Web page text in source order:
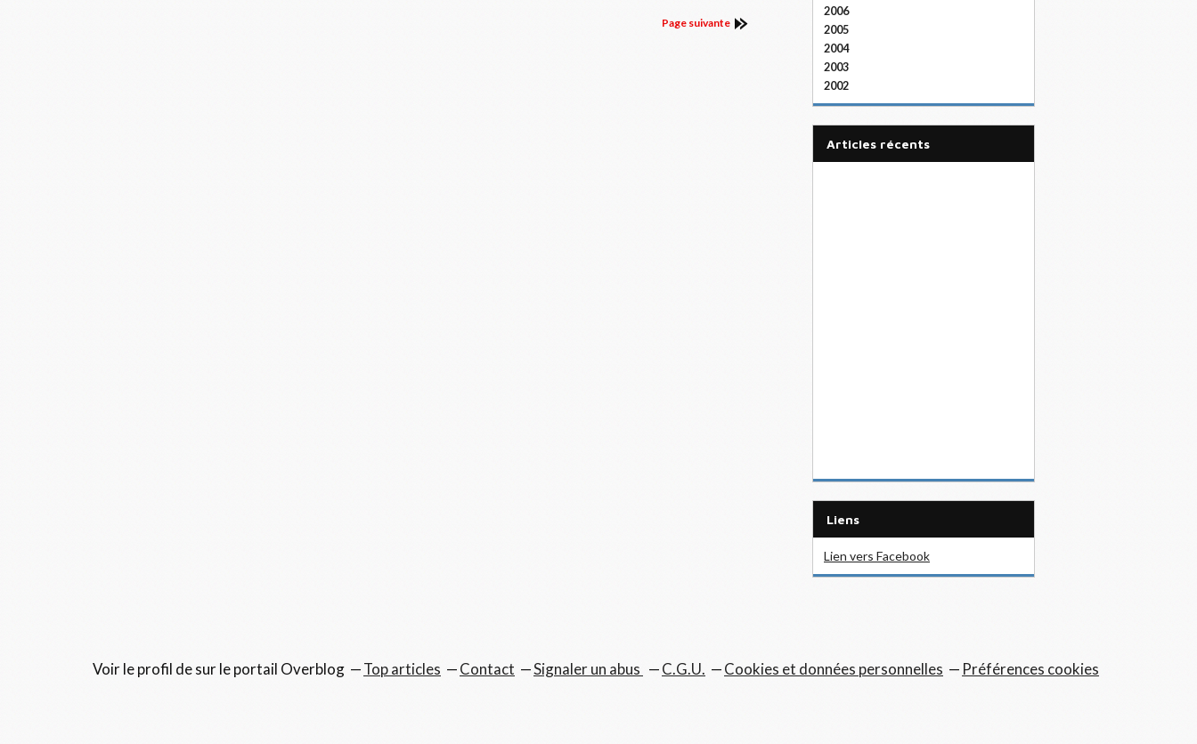
Page suivante
2006
2005
2004
2003
2002
articles récents
Liens
Lien vers Facebook
Voir le profil desur le portail Overblog Top articles Contact Signaler un abus C.G.U. Cookies et données personnelles Préférences cookies